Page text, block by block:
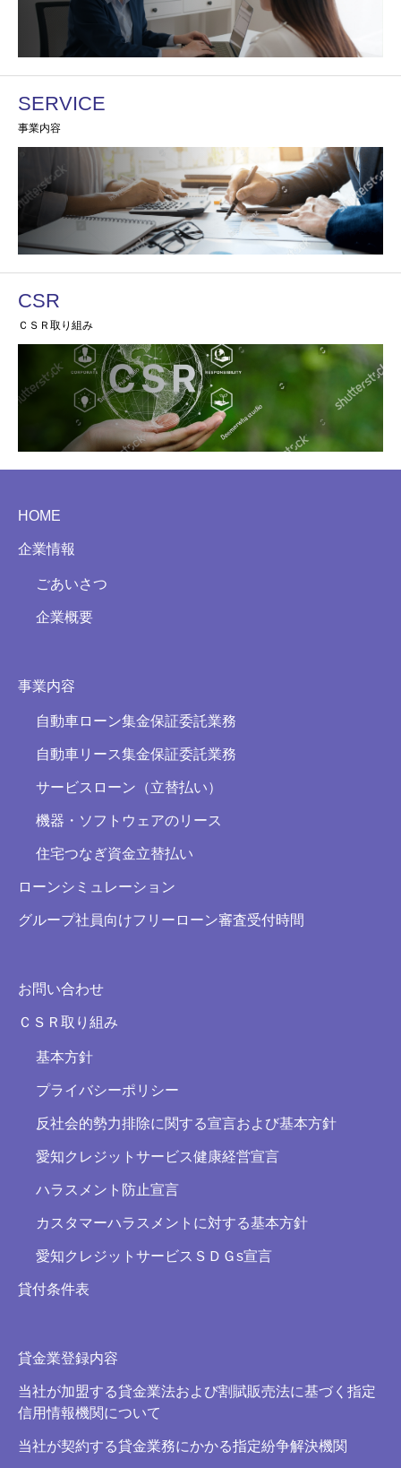
SERVICE
事業内容
CSR
ＣＳＲ取り組み
HOME
企業情報
ごあいさつ
企業概要
事業内容
自動車ローン集金保証委託業務
自動車リース集金保証委託業務
サービスローン（立替払い）
機器・ソフトウェアのリース
住宅つなぎ資金立替払い
ローンシミュレーション
グループ社員向けフリーローン審査受付時間
お問い合わせ
ＣＳＲ取り組み
基本方針
プライバシーポリシー
反社会的勢力排除に関する宣言および基本方針
愛知クレジットサービス健康経営宣言
ハラスメント防止宣言
カスタマーハラスメントに対する基本方針
愛知クレジットサービスＳＤＧs宣言
貸付条件表
貸金業登録内容
当社が加盟する貸金業法および割賦販売法に基づく指定
信用情報機関について
当社が契約する貸金業務にかかる指定紛争解決機関